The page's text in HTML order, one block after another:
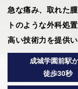
急な痛み、取れた
トのような外科処
高い技術力を提供い
成城学園前駅
徒歩30秒